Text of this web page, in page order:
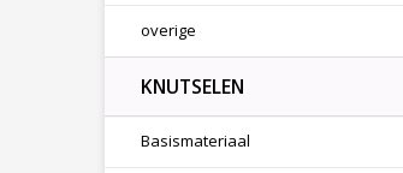
overige
KNUTSELEN
Basismateriaal